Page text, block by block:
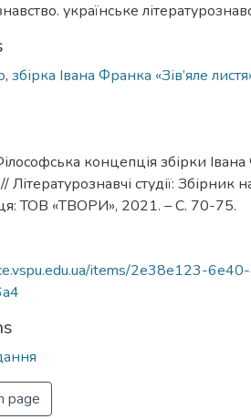
українське
, збірка Івана Франка «Зів’яле
концепція збірки Івана
студії: Збірник
ТОВ «ТВОРИ», 2021. – С. 70-75.
items/2e38e123-
page